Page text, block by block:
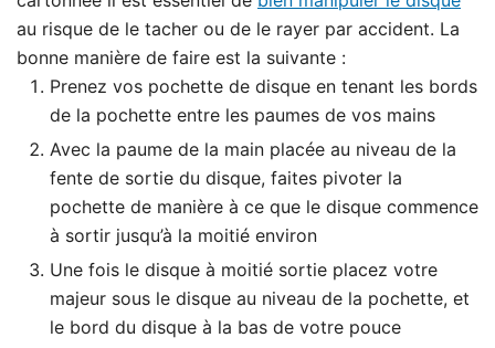
au risque de le tacher ou de le rayer par accident. La
bonne manière de faire est la suivante :
Prenez vos pochette de disque en tenant les bords
de la pochette entre les paumes de vos mains
Avec la paume de la main placée au niveau de la
fente de sortie du disque, faites pivoter la
pochette de manière à ce que le disque commence
à sortir jusqu’à la moitié environ
Une fois le disque à moitié sortie placez votre
majeur sous le disque au niveau de la pochette, et
le bord du disque à la bas de votre pouce